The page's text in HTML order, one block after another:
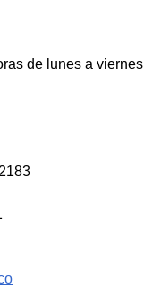
de lunes a viernes